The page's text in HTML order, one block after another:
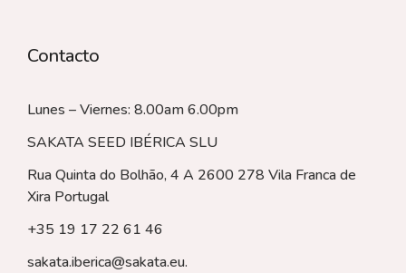
Contacto
Lunes – Viernes: 8.00am 6.00pm
SAKATA SEED IBÉRICA SLU
Rua Quinta do Bolhão, 4 A 2600 278 Vila Franca de
Xira Portugal
+35 19 17 22 61 46
sakata.iberica@sakata.eu.